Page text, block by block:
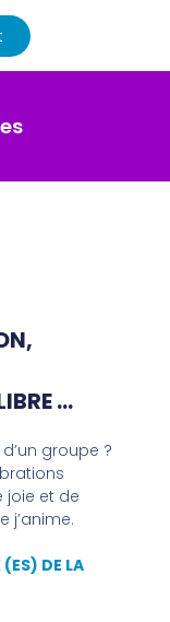
…
groupe ?
joie et de
j’anime.
(ES) DE LA